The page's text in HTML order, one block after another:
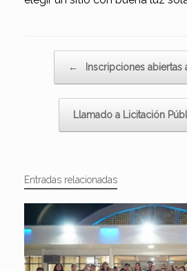
← Inscripciones abiertas
Llamado a Licitación
Entradas relacionadas